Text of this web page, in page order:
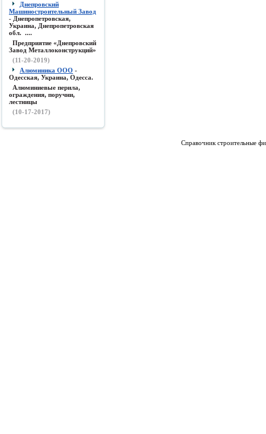
Днепровский
Машиностроительный Завод
- Днепропетровская,
Украина, Днепропетровская
обл. ....
Предприятие «Днепровский
Завод Металлоконструкций»
(11-20-2019)
Алюминика ООО -
Одесская, Украина, Одесса.
Алюминиевые перила,
ограждения, поручни,
лестницы
(10-17-2017)
Справочник строительные